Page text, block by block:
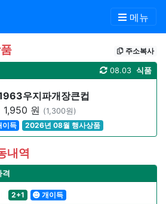
메뉴
주소복사
식품
08.03
우지파개장큰컵
1,950 원 (1,300원)
득 2026년 08월 행사상품
내역
2+1 개이득